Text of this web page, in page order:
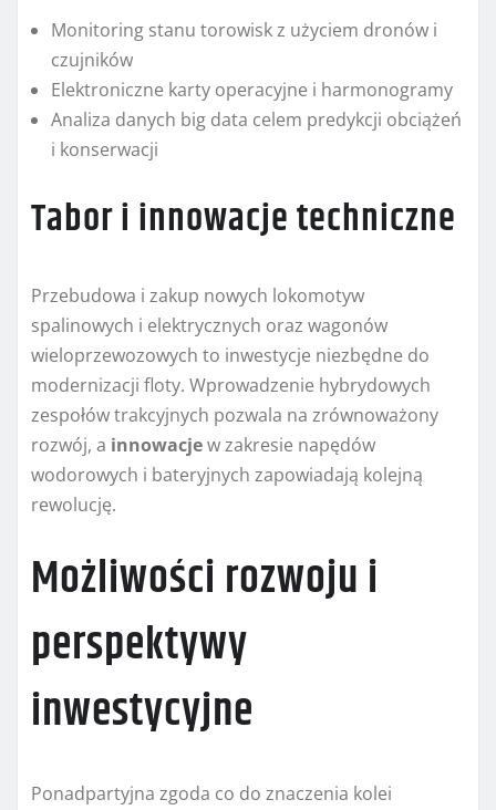
Monitoring stanu torowisk z użyciem dronów i
czujników
Elektroniczne karty operacyjne i harmonogramy
Analiza danych big data celem predykcji obciążeń
i konserwacji
Tabor i innowacje techniczne
Przebudowa i zakup nowych lokomotyw
spalinowych i elektrycznych oraz wagonów
wieloprzewozowych to inwestycje niezbędne do
modernizacji floty. Wprowadzenie hybrydowych
zespołów trakcyjnych pozwala na zrównoważony
rozwój, a innowacjew zakresie napędów
wodorowych i bateryjnych zapowiadają kolejną
rewolucję.
Możliwości rozwoju i
perspektywy
inwestycyjne
Ponadpartyjna zgoda co do znaczenia kolei